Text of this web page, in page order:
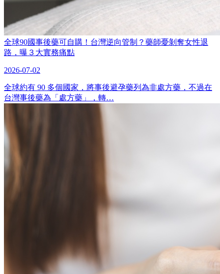
全球90國事後藥可自購！台灣逆向管制？藥師憂剝奪女性退
路，曝３大實務痛點
2026-07-02
全球約有 90 多個國家，將事後避孕藥列為非處方藥，不過在
台灣事後藥為「處方藥」，轉…